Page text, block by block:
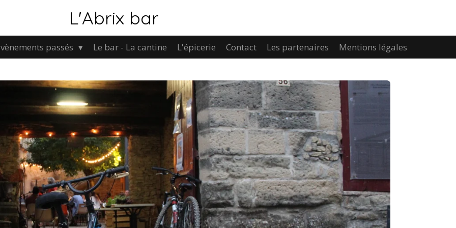
L'Abrix bar
passés Le bar - La cantine L'épicerie Contact Les partenaires Mentions légales